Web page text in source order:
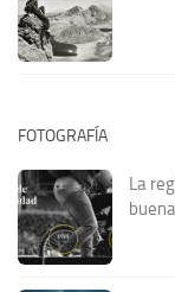
FOTOGRAFÍA
La